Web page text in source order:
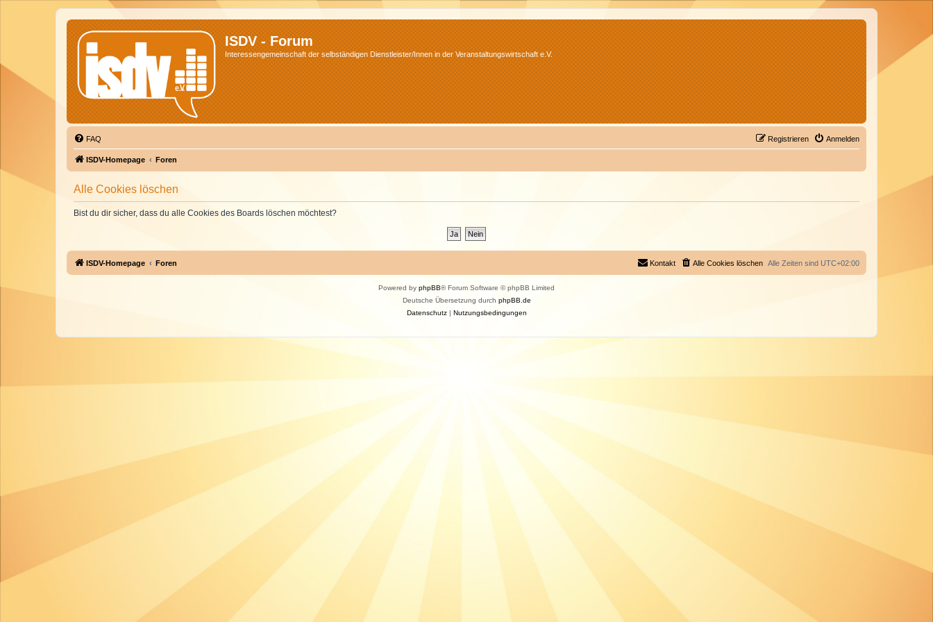
ISDV - Forum
Interessengemeinschaft der selbständigen Dienstleister/Innen in der Veranstaltungswirtschaft e.V.
FAQ Anmelden
Registrieren
ISDV-Homepage Foren
Alle Cookies löschen
Bist du dir sicher, dass du alle Cookies des Boards löschen möchtest?
ISDV-Homepage Foren Alle Zeiten sind UTC+02:00
Alle Cookies löschen
Kontakt
Powered by phpBB® Forum Software © phpBB Limited
Deutsche Übersetzung durch phpBB.de
Datenschutz| Nutzungsbedingungen